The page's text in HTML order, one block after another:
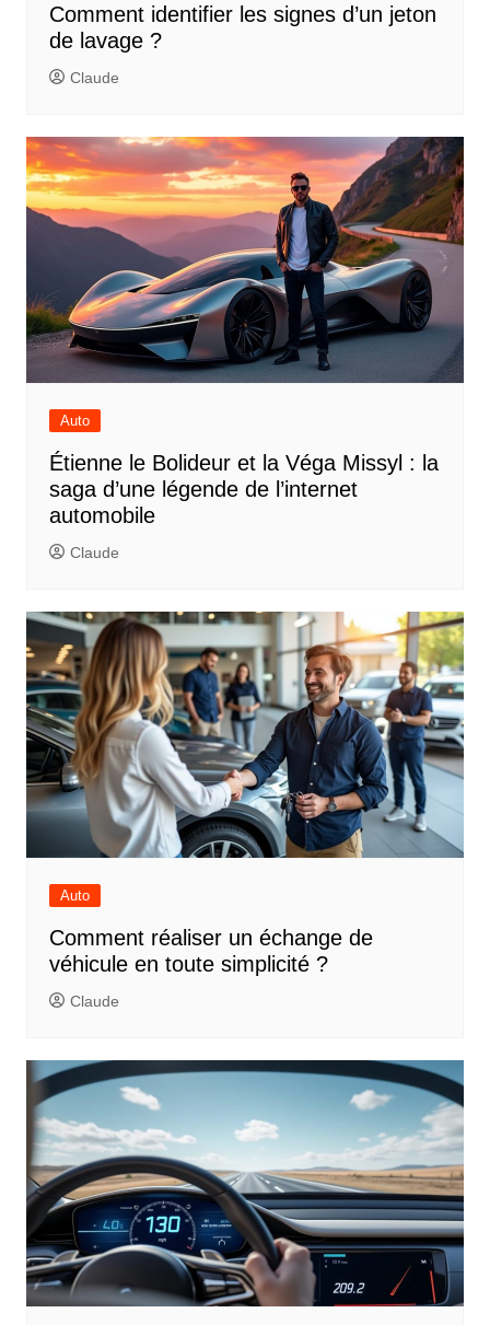
Comment identifier les signes d’un jeton
de lavage ?
Claude
Auto
Étienne le Bolideur et la Véga Missyl : la
saga d’une légende de l’internet
automobile
Claude
Auto
Comment réaliser un échange de
véhicule en toute simplicité ?
Claude